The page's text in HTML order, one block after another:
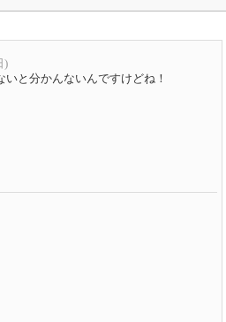
)
と分かんないんですけどね！